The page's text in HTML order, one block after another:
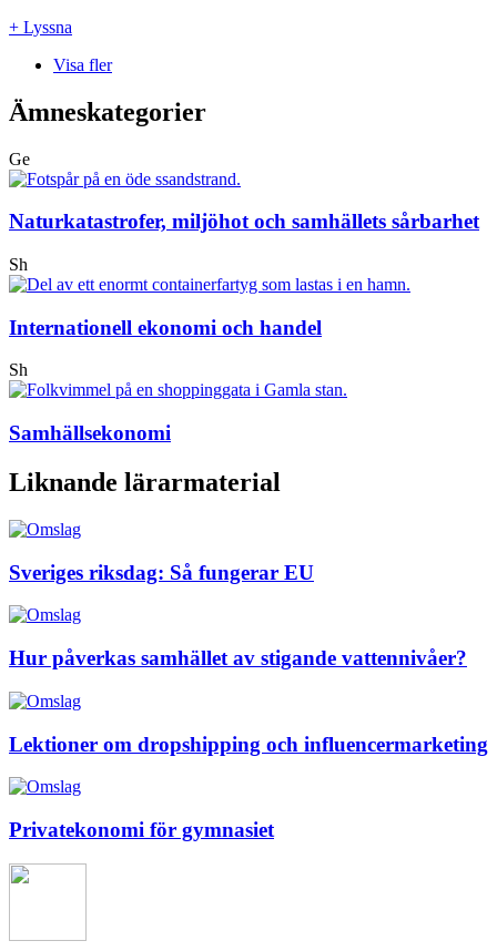
+ Lyssna
Visa fler
Ämneskategorier
Ge
Naturkatastrofer, miljöhot och samhällets sårbarhet
Sh
Internationell ekonomi och handel
Sh
Samhällsekonomi
Liknande lärarmaterial
Sveriges riksdag: Så fungerar EU
Hur påverkas samhället av stigande vattennivåer?
Lektioner om dropshipping och influencermarketing
Privatekonomi för gymnasiet